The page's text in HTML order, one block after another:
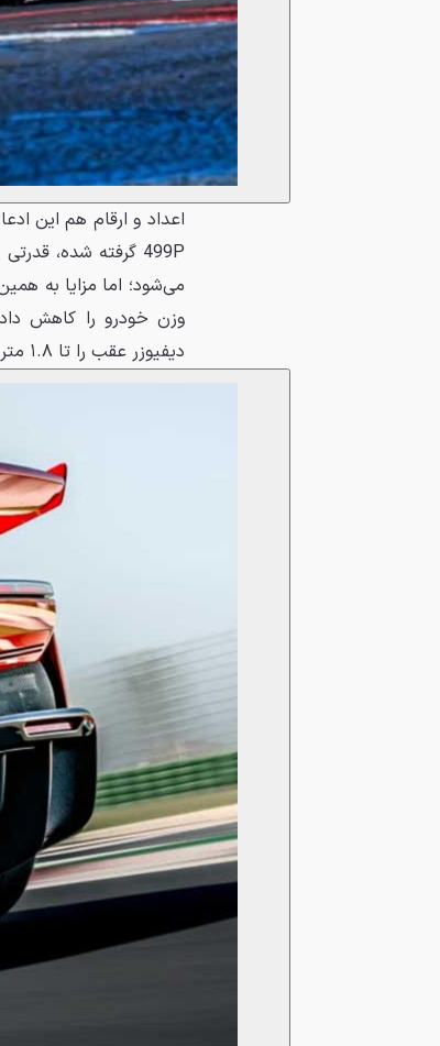
می‌شود؛ اما مزایا به
وزن خودرو را کاهش
دیفیوزر عقب را تا ۱.۸ متر گسترش دهند که یک مزیت آیرودینامیکی بزرگ است.